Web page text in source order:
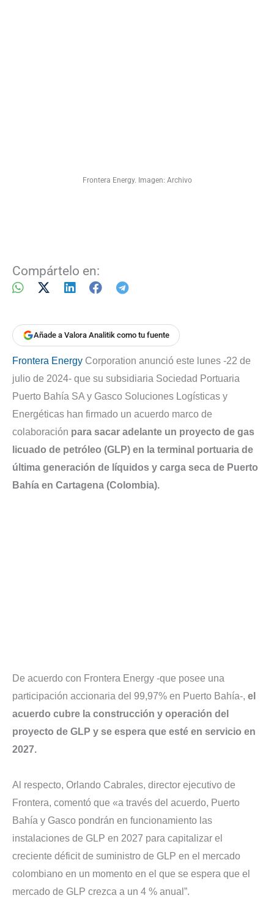
Frontera Energy. Imagen: Archivo
Compártelo en:
Añade a Valora Analitik como tu fuente
Frontera Energy Corporation anunció este lunes -22 de
julio de 2024- que su subsidiaria Sociedad Portuaria
Puerto Bahía SA y Gasco Soluciones Logísticas y
Energéticas han firmado un acuerdo marco de
colaboración para sacar adelante un proyecto de gas
licuado de petróleo (GLP) en la terminal portuaria de
última generación de líquidos y carga seca de Puerto
Bahía en Cartagena (Colombia).
De acuerdo con Frontera Energy -que posee una
participación accionaria del 99,97% en Puerto Bahía-, el
acuerdo cubre la construcción y operación del
proyecto de GLP y se espera que esté en servicio en
2027.
Al respecto, Orlando Cabrales, director ejecutivo de
Frontera, comentó que «a través del acuerdo, Puerto
Bahía y Gasco pondrán en funcionamiento las
instalaciones de GLP en 2027 para capitalizar el
creciente déficit de suministro de GLP en el mercado
colombiano en un momento en el que se espera que el
mercado de GLP crezca a un 4 % anual”.